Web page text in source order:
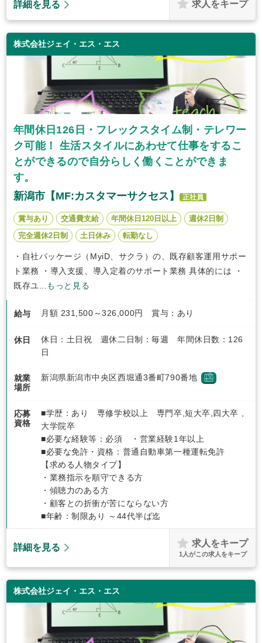
詳細を見る 求人をキープ
株式会社ジェイ・エス・エス
年間休日126日・フレックスタイム制・テレワー
ク可能！ 生活スタイルにあわせて仕事をするこ
とができるので自分らしく働くことができま
す。
新潟市【MF:カスタマーサクセス】
正社員
賞与あり 交通費支給 年間休日120日以上
週休2日制
完全週休2日制
土日休み 転勤なし
・自社パッケージ（MyiD、サクラ）の、既存顧客運用サポー
ト業務 ・導入支援、導入定着のサポート業務 具体的には ・
既存ユ...
もっと見る
給与 月額 231,500～326,000円 賞与：あり
休日
休日：土日祝 週休二日制：毎週 年間休日数：126
日
就業
場所
新潟県新潟市中央区西堀通3番町790番地
応募
資格
■学歴：あり 専修学校以上 専門卒,短大卒,四大卒 ,
大学院卒
■必要な経験等：必須 ・営業経験1年以上
■必要な免許・資格：普通自動車第一種運転免許
【求める人物タイプ】
・業務指示を順守できる方
・傾聴力のある方
・顧客との折衝が苦にならない方
■年齢：制限あり ～44代半ば迄
詳細を見る 求人をキープ
1 人がこの求人をキープ
株式会社ジェイ・エス・エス